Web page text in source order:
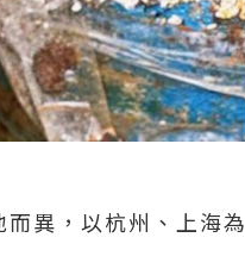
異，以杭州、上海為